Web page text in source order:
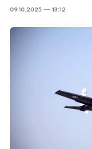
09.10.2025 — 13:12